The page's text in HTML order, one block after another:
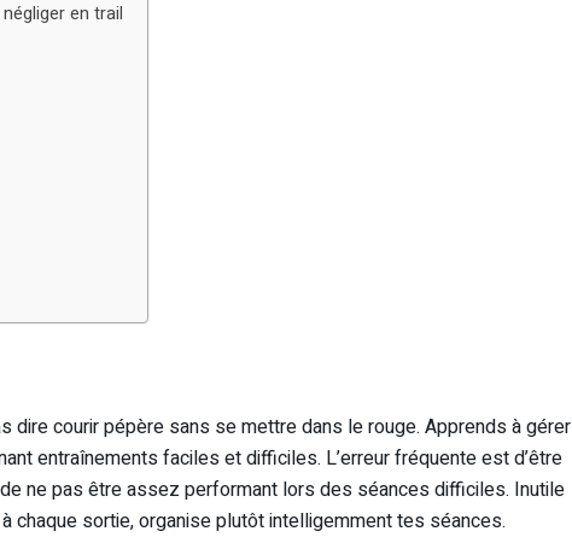
en trail
dire courir pépère sans se mettre dans le rouge. Apprends à gérer
entraînements faciles et difficiles. L’erreur fréquente est d’être
ne pas être assez performant lors des séances difficiles. Inutile
chaque sortie, organise plutôt intelligemment tes séances.